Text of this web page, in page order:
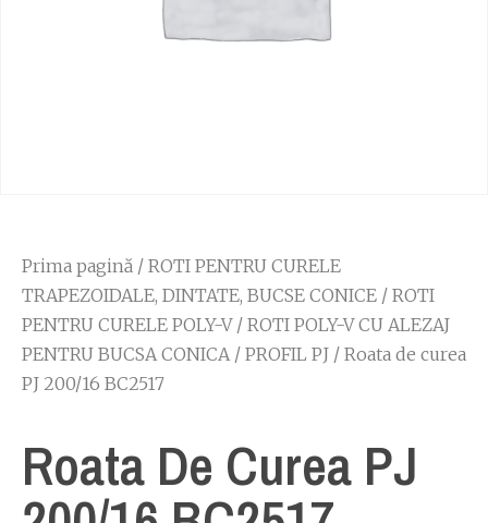
Prima pagină / ROTI PENTRU CURELE
TRAPEZOIDALE, DINTATE, BUCSE CONICE / ROTI
PENTRU CURELE POLY-V/ ROTI POLY-V CU ALEZAJ
PENTRU BUCSA CONICA/ PROFIL PJ / Roata de curea
PJ 200/16 BC2517
Roata De Curea PJ